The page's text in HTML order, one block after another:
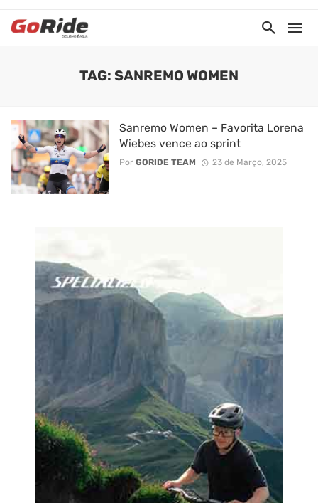
TAG: SANREMO WOMEN
Sanremo Women – Favorita Lorena
Wiebes vence ao sprint
Por GORIDE TEAM 23 de Março, 2025